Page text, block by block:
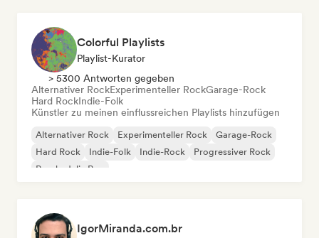
Colorful Playlists
Playlist-Kurator
> 5300 Antworten gegeben
Alternativer RockExperimenteller RockGarage-Rock
Hard RockIndie-Folk
Künstler zu meinen einflussreichen Playlists hinzufügen
Alternativer Rock Experimenteller Rock
Garage-Rock
Hard Rock
Indie-Folk Indie-Rock
Progressiver Rock
Psychedelic Pop
IgorMiranda.com.br